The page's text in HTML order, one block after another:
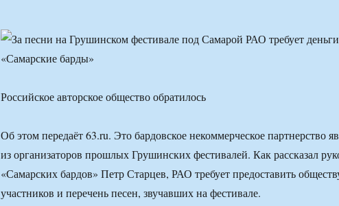
Российское авторское общество обратилось
Об этом передаёт 63.ru. Это бардовское некоммерческое партнерство
из организаторов прошлых Грушинских фестивалей. Как рассказал
«Самарских бардов» Петр Старцев, РАО требует предоставить
участников и перечень песен, звучавших на фестивале.